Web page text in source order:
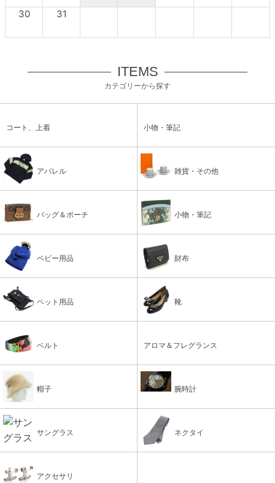
30 31
ITEMS
カテゴリーから探す
コート、上着 小物・筆記
アパレル 雑貨・その他
バッグ＆ポーチ 小物・筆記
ベビー用品 財布
ペット用品 靴
ベルト アロマ＆フレグランス
帽子 腕時計
サングラス ネクタイ
アクセサリ